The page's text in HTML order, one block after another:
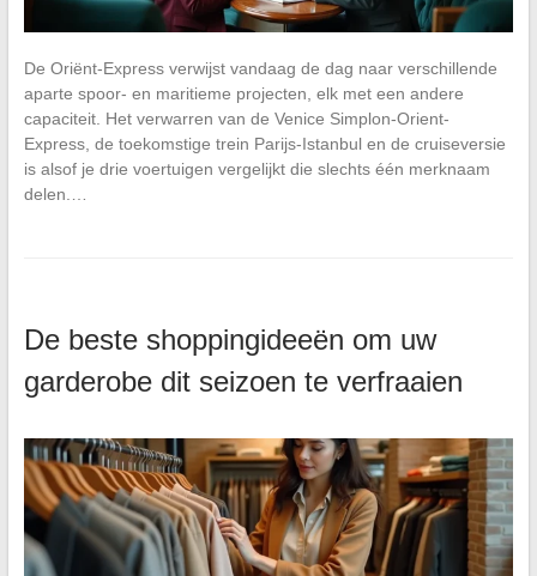
De Oriënt-Express verwijst vandaag de dag naar verschillende
aparte spoor- en maritieme projecten, elk met een andere
capaciteit. Het verwarren van de Venice Simplon-Orient-
Express, de toekomstige trein Parijs-Istanbul en de cruiseversie
is alsof je drie voertuigen vergelijkt die slechts één merknaam
delen.…
De beste shoppingideeën om uw
garderobe dit seizoen te verfraaien